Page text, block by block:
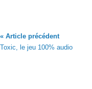
« Article précédent
Toxic, le jeu 100% audio